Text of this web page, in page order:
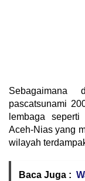
Sebagaimana
pascatsunami
lembaga seperti
Aceh-Nias yang
wilayah
Baca Juga :